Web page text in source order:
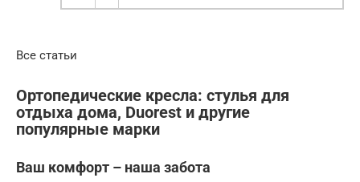
Все статьи
Ортопедические кресла: стулья для
отдыха дома, Duorest и другие
популярные марки
Ваш комфорт – наша забота